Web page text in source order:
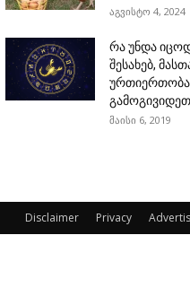
აგვისტო 4, 2024
რა უნდა
შესახებ,
გამოგივიდეთ
მაისი 6, 2019
Disclaimer Privacy